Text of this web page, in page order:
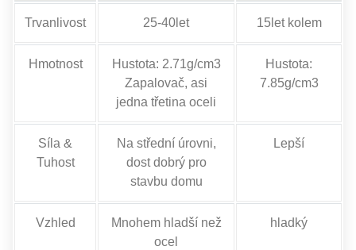
Trvanlivost 25-40let 15let kolem
Hmotnost
Hustota: 2.71g/cm3
Zapalovač, asi
jedna třetina oceli
Hustota:
7.85g/cm3
Síla &
Tuhost
Na střední úrovni,
dost dobrý pro
stavbu domu
Lepší
Vzhled
Mnohem hladší než
ocel
hladký